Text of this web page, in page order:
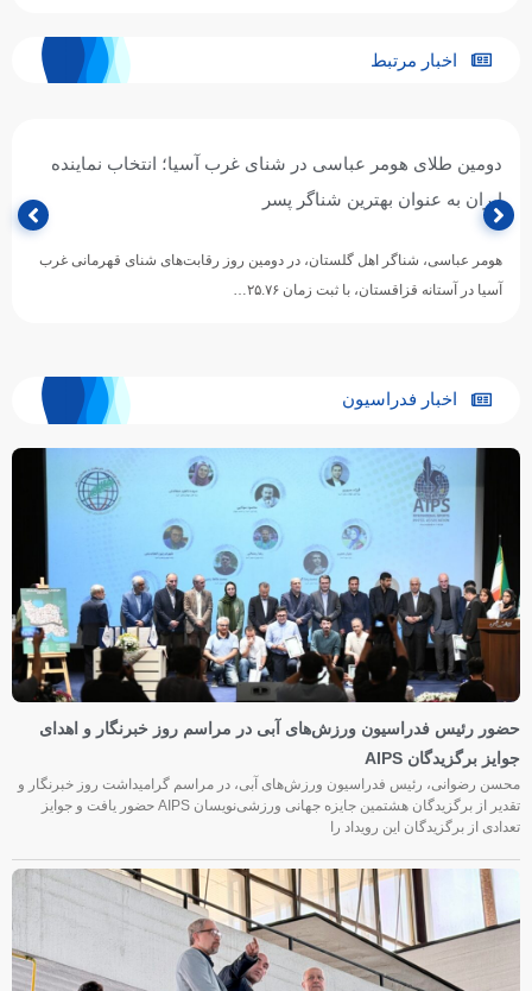
اخبار مرتبط
دومین طلای هومر عباسی در شنای غرب آسیا؛ انتخاب نماینده
ایران به عنوان بهترین شناگر پسر
هومر عباسی، شناگر اهل گلستان، در دومین روز رقابت‌های شنای قهرمانی غرب
آسیا در آستانه قزاقستان، با ثبت زمان ۲۵.۷۶…
اخبار فدراسیون
حضور رئیس فدراسیون ورزش‌های آبی در مراسم روز خبرنگار و اهدای
جوایز برگزیدگان AIPS
محسن رضوانی، رئیس فدراسیون ورزش‌های آبی، در مراسم گرامیداشت روز خبرنگار و
تقدیر از برگزیدگان هشتمین جایزه جهانی ورزشی‌نویسان AIPS حضور یافت و جوایز
تعدادی از برگزیدگان این رویداد را